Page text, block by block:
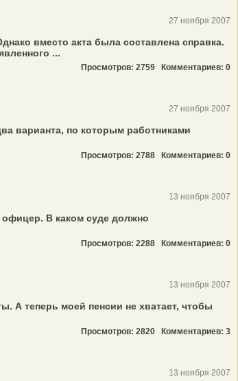
27 ноября 2007
вместо акта была составлена справка.
...
Просмотров: 2759 Комментариев: 0
27 ноября 2007
варианта, по которым работниками
Просмотров: 2788 Комментариев: 0
13 ноября 2007
В каком суде должно
Просмотров: 2288 Комментариев: 0
13 ноября 2007
А теперь моей пенсии не хватает, чтобы
Просмотров: 2820 Комментариев: 3
13 ноября 2007